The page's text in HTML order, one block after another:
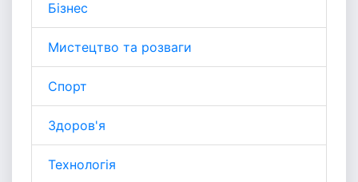
Бізнес
Мистецтво та розваги
Спорт
Здоров'я
Технологія